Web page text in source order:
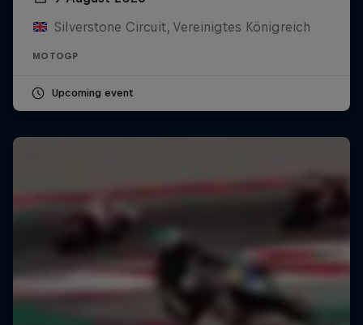
Silverstone Circuit, Vereinigtes Königreich
MOTOGP
Upcoming event